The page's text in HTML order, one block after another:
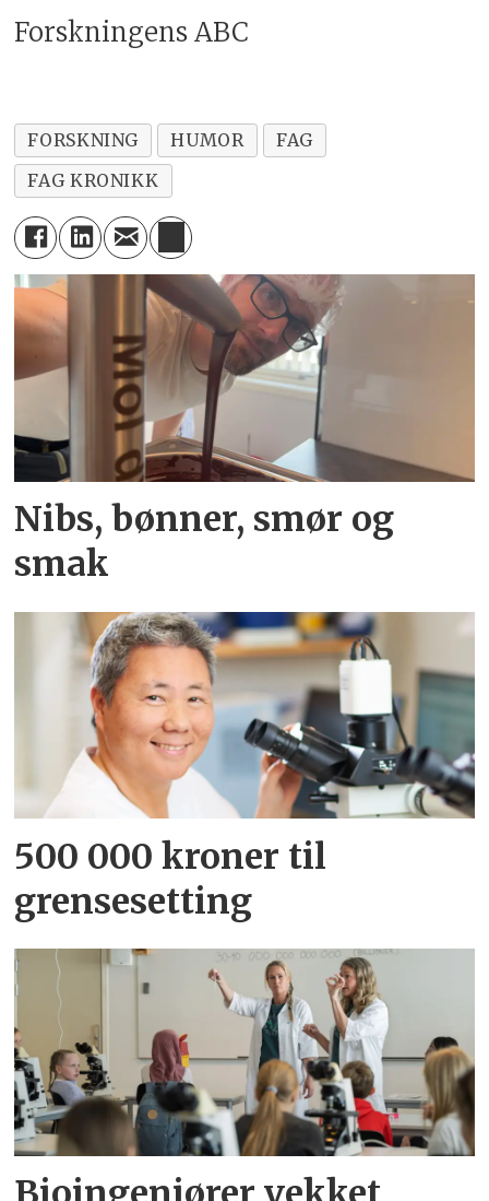
http://www.nifu.no/publications/
statistikk/doktorgrader/
http://www.nifu.no/news/en-
tredjedel-av-postdoktorene-i-fast-
vitenskapelig-stilling-etter-atte-
ar/
Forskningens ABC
FORSKNING HUMOR
FAG
FAG KRONIKK
Nibs, bønner, smør og
smak
500 000 kroner til
grensesetting